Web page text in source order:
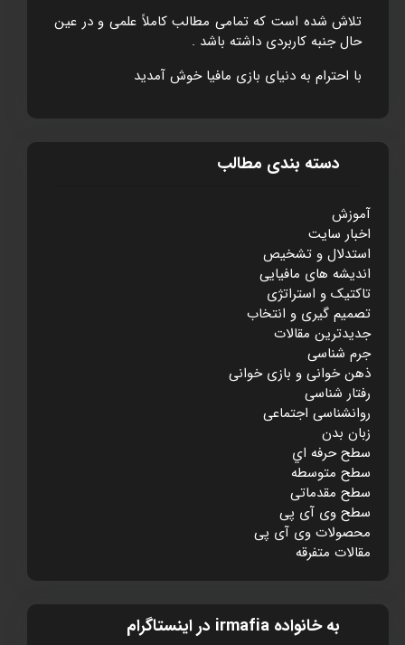
تلاش شده است که تمامی مطالب کاملاً علمی و در عين
حال جنبه کاربردی داشته باشد .
با احترام به دنيای بازی مافيا خوش آمديد
دسته بندی مطالب
آموزش
اخبار سایت
استدلال و تشخيص
انديشه های مافيايی
تاکتيک و استراتژی
تصميم گيری و انتخاب
جديدترين مقالات
جرم شناسی
ذهن خوانی و بازی خوانی
رفتار شناسی
روانشناسی اجتماعی
زبان بدن
سطح حرفه اي
سطح متوسطه
سطح مقدماتی
سطح وی آی پی
محصولات وی آی پی
مقالات متفرقه
به خانواده irmafia در اينستاگرام